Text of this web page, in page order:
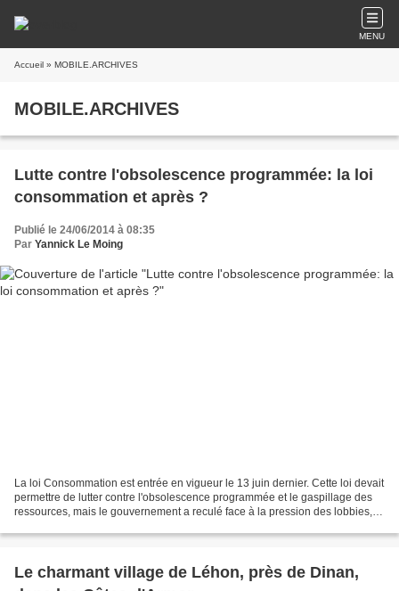
MENU
Accueil » MOBILE.ARCHIVES
MOBILE.ARCHIVES
Lutte contre l'obsolescence programmée: la loi
consommation et après ?
Publié le 24/06/2014 à 08:35
Par Yannick Le Moing
La loi Consommation est entrée en vigueur le 13 juin dernier. Cette loi devait
permettre de lutter contre l'obsolescence programmée et le gaspillage des
ressources, mais le gouvernement a reculé face à la pression des lobbies, et
Le charmant village de Léhon, près de Dinan,